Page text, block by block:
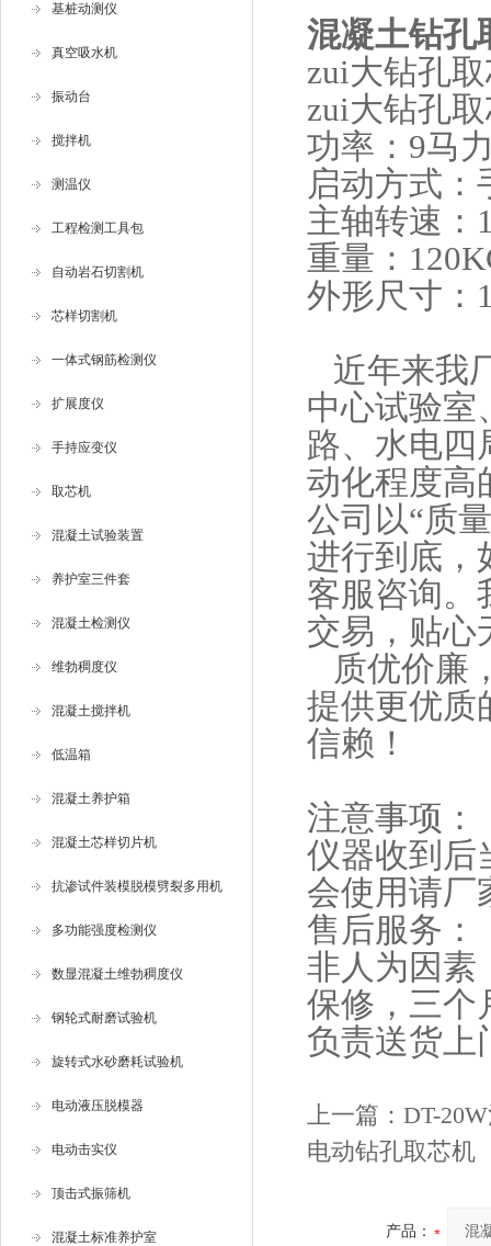
基桩动测仪
真空吸水机
振动台
搅拌机
测温仪
工程检测工具包
自动岩石切割机
芯样切割机
一体式钢筋检测仪
扩展度仪
手持应变仪
取芯机
混凝土试验装置
养护室三件套
混凝土检测仪
维勃稠度仪
混凝土搅拌机
低温箱
混凝土养护箱
混凝土芯样切片机
抗渗试件装模脱模劈裂多用机
多功能强度检测仪
数显混凝土维勃稠度仪
钢轮式耐磨试验机
旋转式水砂磨耗试验机
电动液压脱模器
电动击实仪
顶击式振筛机
混凝土标准养护室
混凝土钻孔
zui大钻孔
zui大钻孔
功率：9马
启动方式：
主轴转速：
重量：
外形尺寸：
近年来我
中心试验室
路、水电四
动化程度高
公司以“质
进行到底，
客服咨询。
交易，贴心
质优价廉
提供更优质
信赖！
注意事项：
仪器收到后
会使用请厂
售后服务：
非人为因素
保修，三个
负责送货上
上一篇： DT-
电动钻孔取芯机
产品：